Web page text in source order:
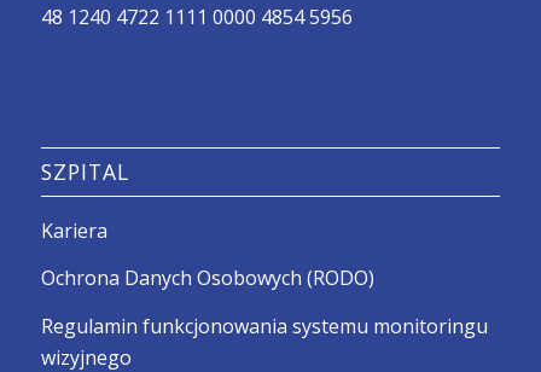
48 1240 4722 1111 0000 4854 5956
SZPITAL
Kariera
Ochrona Danych Osobowych (RODO)
Regulamin funkcjonowania systemu monitoringu
wizyjnego